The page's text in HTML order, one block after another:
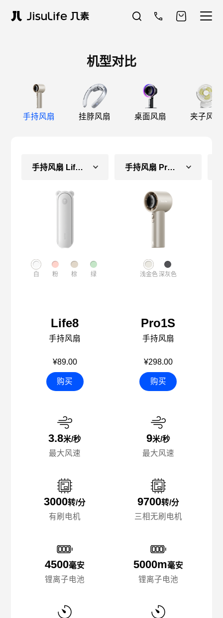
机型对比
手持风扇 挂脖风扇 桌面风扇 夹子风扇
手持风扇 Life8（长续航款）
白 粉 棕 绿
Life8
手持风扇
¥89.00
购买
3.8米/秒
最大风速
3000转/分
有刷电机
4500毫安
锂离子电池
手持风扇 Pro1S
浅金色深灰色
Pro1S
手持风扇
¥298.00
购买
9米/秒
最大风速
9700转/分
三相无刷电机
5000m毫安
锂离子电池